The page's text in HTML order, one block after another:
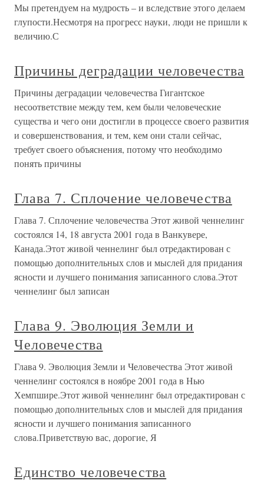
Мы претендуем на мудрость – и вследствие этого делаем
глупости.Несмотря на прогресс науки, люди не пришли к
величию.С
Причины деградации человечества
Причины деградации человечества Гигантское
несоответствие между тем, кем были человеческие
существа и чего они достигли в процессе своего развития
и совершенствования, и тем, кем они стали сейчас,
требует своего объяснения, потому что необходимо
понять причины
Глава 7. Сплочение человечества
Глава 7. Сплочение человечества Этот живой ченнелинг
состоялся 14, 18 августа 2001 года в Ванкувере,
Канада.Этот живой ченнелинг был отредактирован с
помощью дополнительных слов и мыслей для придания
ясности и лучшего понимания записанного слова.Этот
ченнелинг был записан
Глава 9. Эволюция Земли и
Человечества
Глава 9. Эволюция Земли и Человечества Этот живой
ченнелинг состоялся в ноябре 2001 года в Нью
Хемпшире.Этот живой ченнелинг был отредактирован с
помощью дополнительных слов и мыслей для придания
ясности и лучшего понимания записанного
слова.Приветствую вас, дорогие, Я
Единство человечества